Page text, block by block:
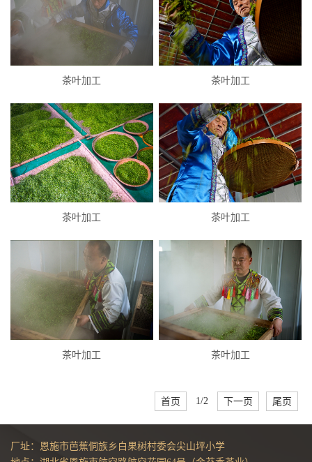
茶叶加工 茶叶加工
茶叶加工 茶叶加工
茶叶加工 茶叶加工
首页 1/2 下一页 尾页
厂址：恩施市芭蕉侗族乡白果树村委会尖山坪小学